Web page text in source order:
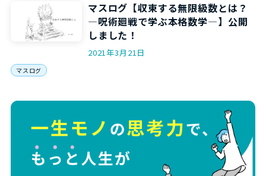
マスログ【収束する無限級数とは？
―呪術廻戦で学ぶ本格数学―】公開
しました！
2021年3月21日
マスログ